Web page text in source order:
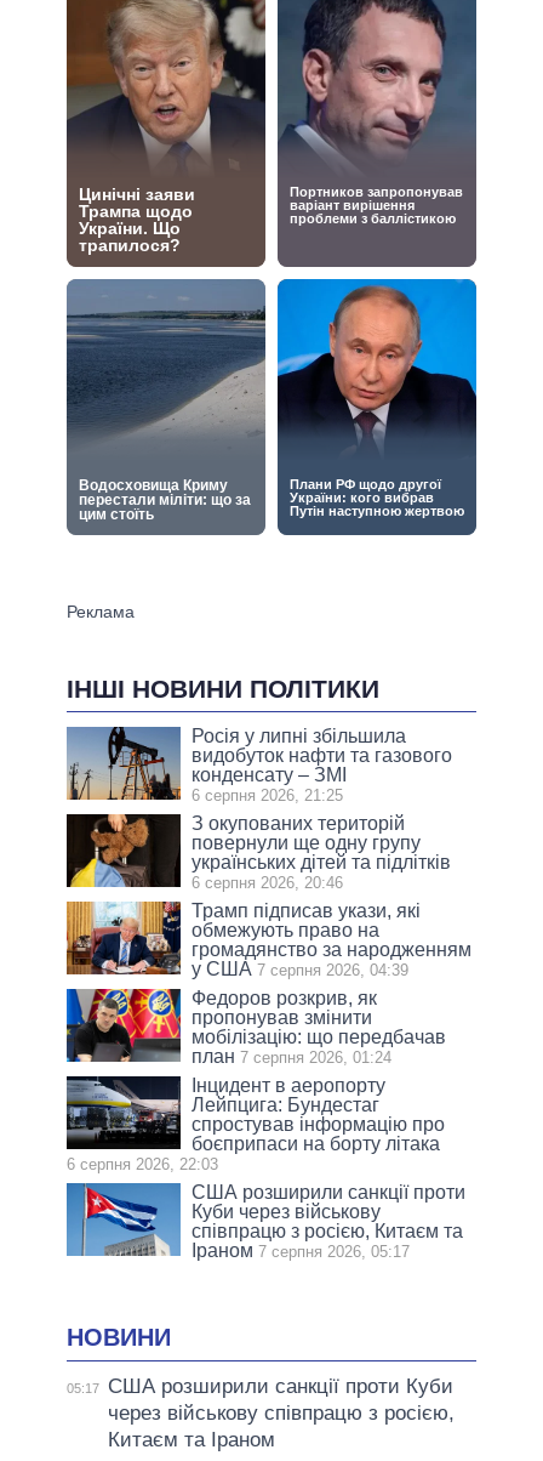
ІНШІ НОВИНИ ПОЛІТИКИ
Росія у липні збільшила
видобуток нафти та газового
конденсату – ЗМІ
6 серпня 2026, 21:25
З окупованих територій
повернули ще одну групу
українських дітей та підлітків
6 серпня 2026, 20:46
Трамп підписав укази, які
обмежують право на
громадянство за народженням
у США 7 серпня 2026, 04:39
Федоров розкрив, як
пропонував змінити
мобілізацію: що передбачав
план 7 серпня 2026, 01:24
Інцидент в аеропорту
Лейпцига: Бундестаг
спростував інформацію про
боєприпаси на борту літака
6 серпня 2026, 22:03
США розширили санкції проти
Куби через військову
співпрацю з росією, Китаєм та
Іраном 7 серпня 2026, 05:17
НОВИНИ
05:17
США розширили санкції проти Куби
через військову співпрацю з росією,
Китаєм та Іраном